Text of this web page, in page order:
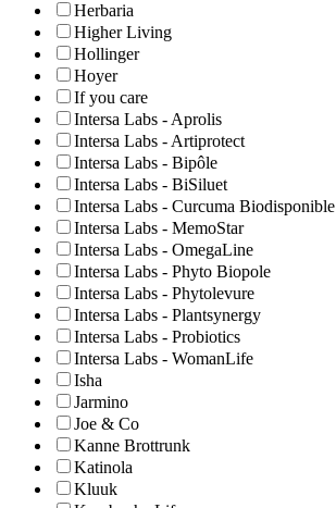
Herbaria
Higher Living
Hollinger
Hoyer
If you care
Intersa Labs - Aprolis
Intersa Labs - Artiprotect
Intersa Labs - Bipôle
Intersa Labs - BiSiluet
Intersa Labs - Curcuma Biodisponible
Intersa Labs - MemoStar
Intersa Labs - OmegaLine
Intersa Labs - Phyto Biopole
Intersa Labs - Phytolevure
Intersa Labs - Plantsynergy
Intersa Labs - Probiotics
Intersa Labs - WomanLife
Isha
Jarmino
Joe & Co
Kanne Brottrunk
Katinola
Kluuk